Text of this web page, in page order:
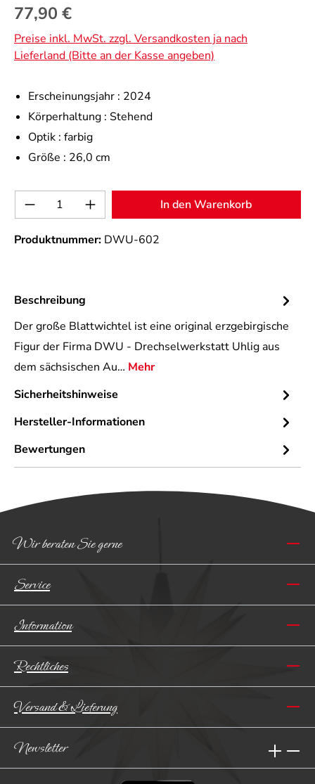
Regulärer Preis:
77,90 €
Preise inkl. MwSt. zzgl. Versandkosten ja nach
Lieferland (Bitte an der Kasse angeben)
Erscheinungsjahr : 2024
Körperhaltung : Stehend
Optik : farbig
Größe : 26,0 cm
Produkt Anzahl: Gib den gewünschten
In den Warenkorb
Produktnummer: DWU-602
Beschreibung
Der große Blattwichtel ist eine original erzgebirgische
Figur der Firma DWU - Drechselwerkstatt Uhlig aus
dem sächsischen Au… Mehr
Sicherheitshinweise
Hersteller-Informationen
Bewertungen
Wir beraten Sie gerne
Service
Information
Rechtliches
Versand & Lieferung
Newsletter